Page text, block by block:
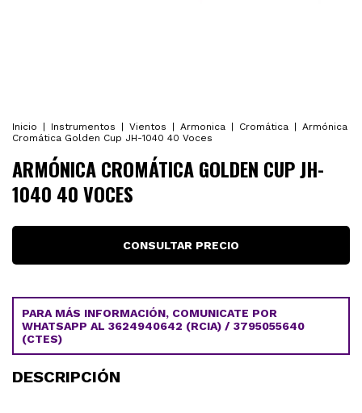
Inicio Instrumentos Vientos Armonica Cromática
Armónica
Cromática Golden Cup JH-1040 40 Voces
ARMÓNICA CROMÁTICA GOLDEN CUP JH-
1040 40 VOCES
PARA MÁS INFORMACIÓN, COMUNICATE POR
WHATSAPP AL 3624940642 (RCIA) / 3795055640
(CTES)
DESCRIPCIÓN